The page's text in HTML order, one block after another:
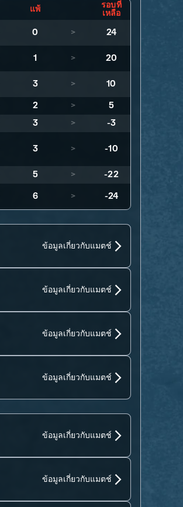
แพ้
รอบที่
เหลือ
0 > 24
1 > 20
3 > 10
2 >
5
3 > -3
3 > -10
5 > -22
6 > -24
ข้อมูลเกี่ยวกับแมตช์
ข้อมูลเกี่ยวกับแมตช์
ข้อมูลเกี่ยวกับแมตช์
ข้อมูลเกี่ยวกับแมตช์
ข้อมูลเกี่ยวกับแมตช์
ข้อมูลเกี่ยวกับแมตช์